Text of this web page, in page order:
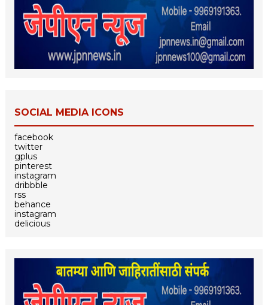
SOCIAL MEDIA ICONS
facebook
twitter
gplus
pinterest
instagram
dribbble
rss
behance
instagram
delicious